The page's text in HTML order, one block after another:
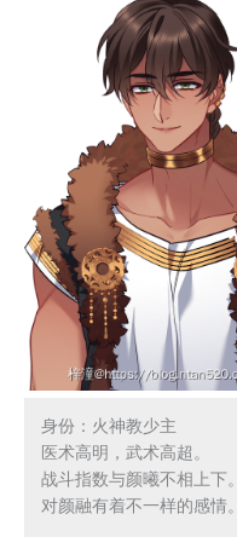
身份：火神教少主
医术高明，武术高超。
战斗指数与颜曦不相上下。
对颜融有着不一样的感情。